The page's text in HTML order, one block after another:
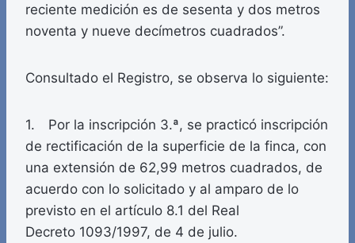
reciente medición es de sesenta y dos metros
noventa y nueve decímetros cuadrados”.
Consultado el Registro, se observa lo siguiente:
1. Por la inscripción 3.ª, se practicó inscripción
de rectificación de la superficie de la finca, con
una extensión de 62,99 metros cuadrados, de
acuerdo con lo solicitado y al amparo de lo
previsto en el artículo 8.1 del Real
Decreto 1093/1997, de 4 de julio.